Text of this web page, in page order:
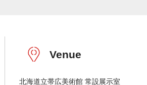
Venue
北海道立帯広美術館 常設展示室